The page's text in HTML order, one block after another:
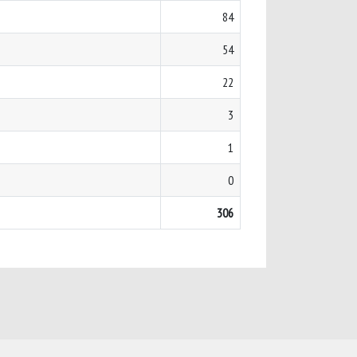
84
54
22
3
1
0
306